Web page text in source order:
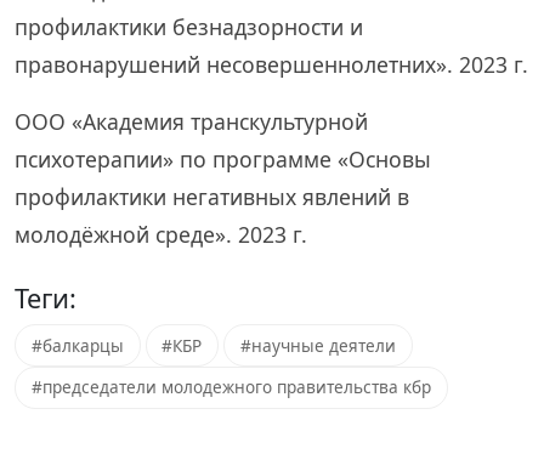
профилактики безнадзорности и
правонарушений несовершеннолетних». 2023 г.
ООО «Академия транскультурной
психотерапии» по программе «Основы
профилактики негативных явлений в
молодёжной среде». 2023 г.
Теги:
#балкарцы #КБР
#научные деятели
#председатели молодежного правительства кбр